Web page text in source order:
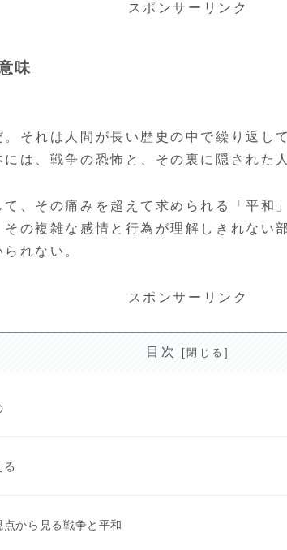
スポンサーリンク
味
それは人間が長い歴史の中で繰り返し
は、戦争の恐怖と、その裏に隠された
、その痛みを超えて求められる「平和
の複雑な感情と行為が理解しきれない
れない。
スポンサーリンク
目次
から見る戦争と平和